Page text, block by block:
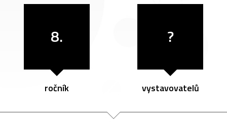
8.
ročník
?
vystavovatelů